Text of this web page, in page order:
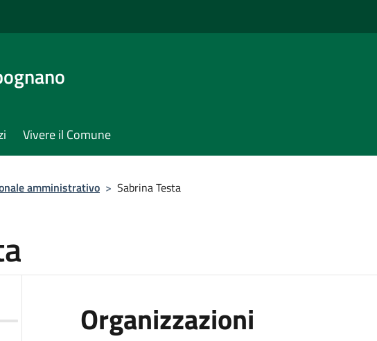
Vivere il Comune
amministrativo > Sabrina Testa
Organizzazioni